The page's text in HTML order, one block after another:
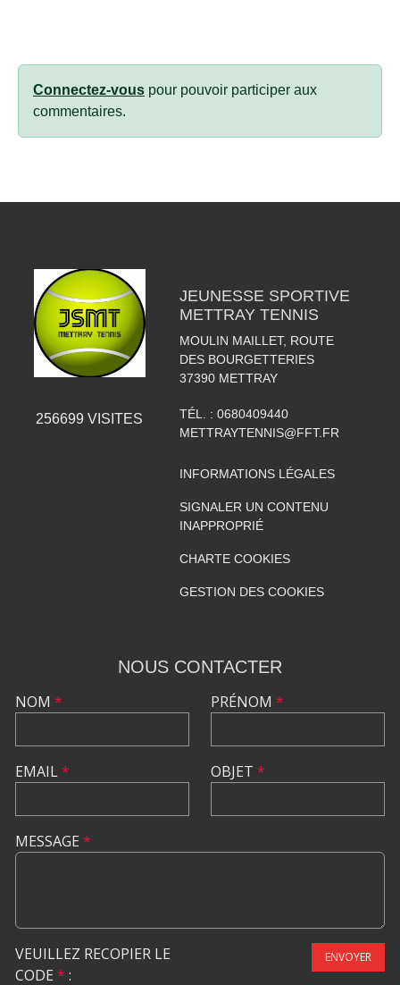
Connectez-vous pour pouvoir participer aux
commentaires.
256699 VISITES
JEUNESSE SPORTIVE
METTRAY TENNIS
MOULIN MAILLET, ROUTE
DES BOURGETTERIES
37390 METTRAY
TÉL. : 0680409440
METTRAYTENNIS@FFT.FR
INFORMATIONS LÉGALES
SIGNALER UN CONTENU
INAPPROPRIÉ
CHARTE COOKIES
GESTION DES COOKIES
NOUS CONTACTER
NOM *
EMAIL*
PRÉNOM *
OBJET *
MESSAGE *
VEUILLEZ RECOPIER LE
CODE * :
ENVOYER